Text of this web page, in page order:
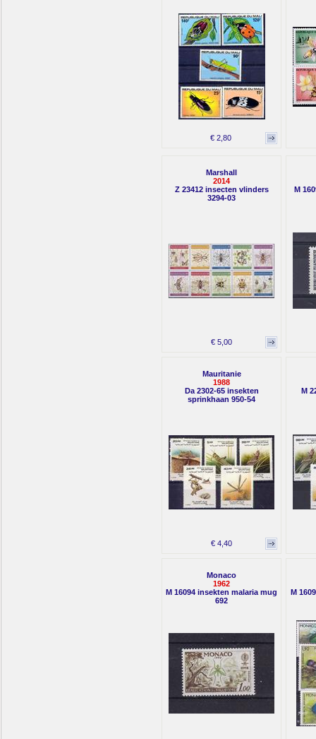
€ 2,80
Marshall
2014
Z 23412 insecten vlinders
3294-03
€ 5,00
M
Mauritanie
1988
Da 2302-65 insekten
sprinkhaan 950-54
€ 4,40
M
Monaco
1962
M 16094 insekten malaria mug
692
M